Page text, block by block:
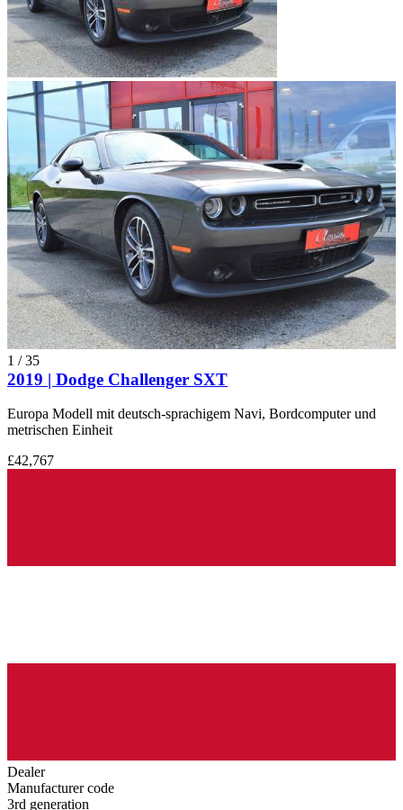
1 /35
2019 | Dodge Challenger SXT
Europa Modell mit deutsch-sprachigem Navi, Bordcomputer und
metrischen Einheit
£42,767
Dealer
Manufacturer code
3rd generation